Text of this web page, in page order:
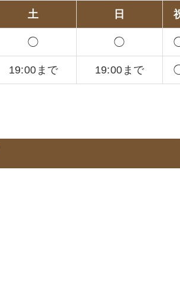
土 日
◯ ◯
19:00まで 19:00まで